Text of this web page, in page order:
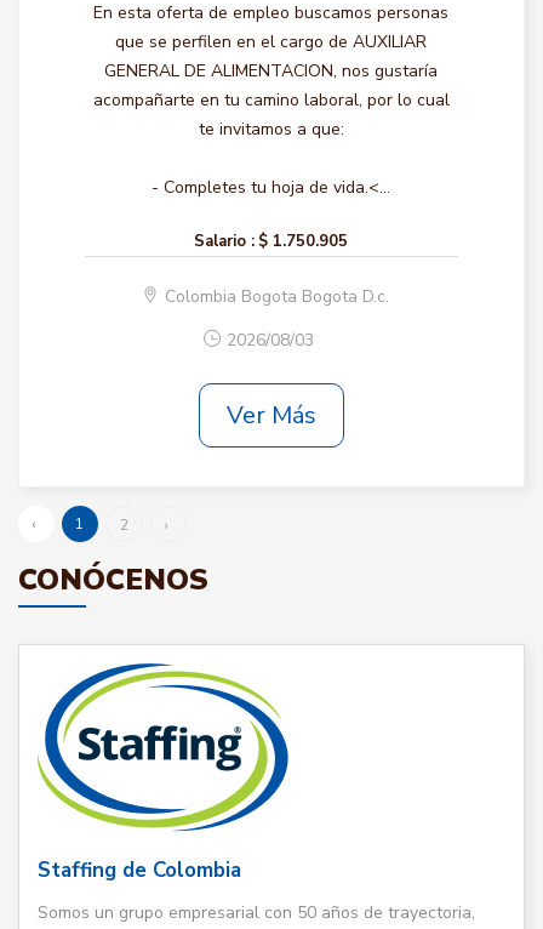
En esta oferta de empleo buscamos personas
que se perfilen en el cargo de AUXILIAR
GENERAL DE ALIMENTACION, nos gustaría
acompañarte en tu camino laboral, por lo cual
te invitamos a que:
- Completes tu hoja de vida.<...
Salario : $ 1.750.905
Colombia Bogota Bogota D.c.
2026/08/03
Ver Más
‹ 1 2 ›
CONÓCENOS
Staffing de Colombia
Somos un grupo empresarial con 50 años de trayectoria,